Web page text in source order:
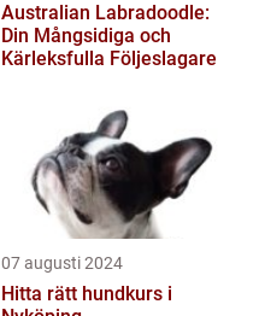
Australian Labradoodle:
Din Mångsidiga och
Kärleksfulla Följeslagare
07 augusti 2024
Hitta rätt hundkurs i